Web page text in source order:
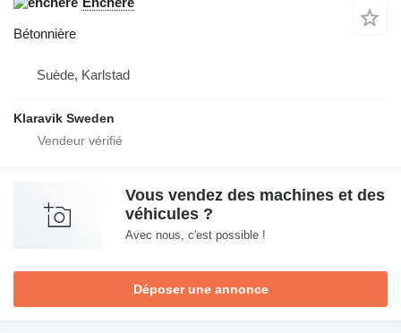
Bétonnière
Suède, Karlstad
Klaravik Sweden
Vous vendez des machines et des
véhicules ?
Avec nous, c'est possible !
Déposer une annonce